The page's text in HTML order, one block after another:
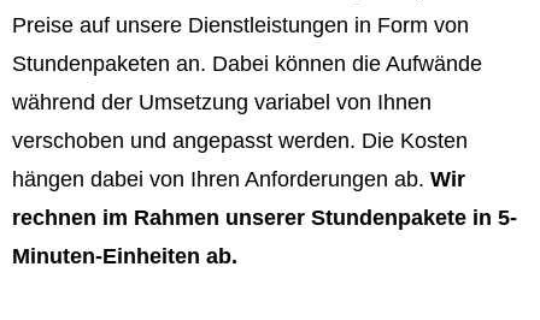
Preise auf unsere Dienstleistungen in Form von
Stundenpaketen an. Dabei können die Aufwände
während der Umsetzung variabel von Ihnen
verschoben und angepasst werden. Die Kosten
hängen dabei von Ihren Anforderungen ab. Wir
rechnen im Rahmen unserer Stundenpakete in 5-
Minuten-Einheiten ab.